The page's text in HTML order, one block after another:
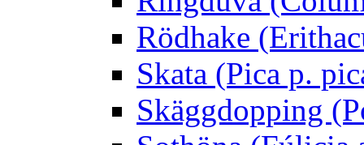
Rödhake
Skata (Pica p.
Skäggdopping